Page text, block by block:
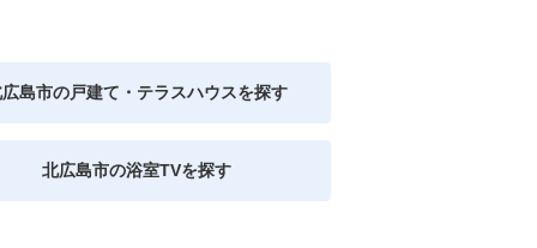
島市の戸建て・テラスハウスを探す
北広島市の浴室TVを探す